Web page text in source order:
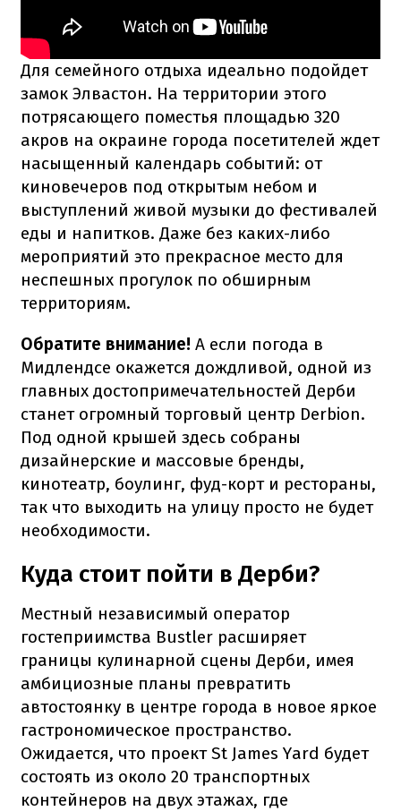
Для семейного отдыха идеально подойдет
замок Элвастон. На территории этого
потрясающего поместья площадью 320
акров на окраине города посетителей ждет
насыщенный календарь событий: от
киновечеров под открытым небом и
выступлений живой музыки до фестивалей
еды и напитков. Даже без каких-либо
мероприятий это прекрасное место для
неспешных прогулок по обширным
территориям.
Обратите внимание! А если погода в
Мидлендсе окажется дождливой, одной из
главных достопримечательностей Дерби
станет огромный торговый центр Derbion.
Под одной крышей здесь собраны
дизайнерские и массовые бренды,
кинотеатр, боулинг, фуд-корт и рестораны,
так что выходить на улицу просто не будет
необходимости.
Куда стоит пойти в Дерби?
Местный независимый оператор
гостеприимства Bustler расширяет
границы кулинарной сцены Дерби, имея
амбициозные планы превратить
автостоянку в центре города в новое яркое
гастрономическое пространство.
Ожидается, что проект St James Yard будет
состоять из около 20 транспортных
контейнеров на двух этажах, где